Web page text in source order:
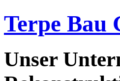
Terpe Bau
Unser